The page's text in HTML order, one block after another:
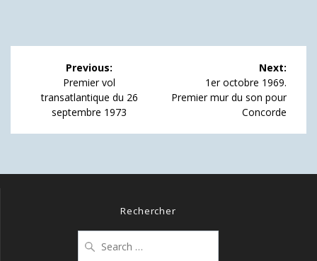
Navigation
l’article
Previous:
Previous
post:
Premier vol
transatlantique du 26
septembre 1973
Next:
Next
post:
1er octobre 1969.
Premier mur du son pour
Concorde
Rechercher
for: